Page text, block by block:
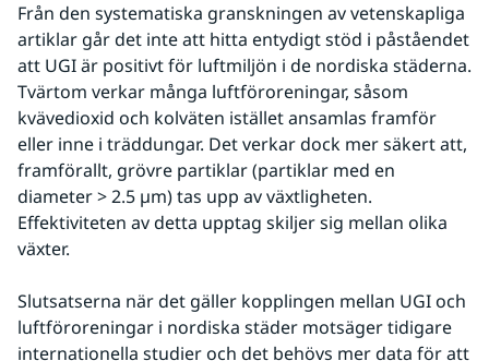
Från den systematiska granskningen av vetenskapliga
artiklar går det inte att hitta entydigt stöd i påståendet
att UGI är positivt för luftmiljön i de nordiska städerna.
Tvärtom verkar många luftföroreningar, såsom
kvävedioxid och kolväten istället ansamlas framför
eller inne i träddungar. Det verkar dock mer säkert att,
framförallt, grövre partiklar (partiklar med en
diameter > 2.5 µm) tas upp av växtligheten.
Effektiviteten av detta upptag skiljer sig mellan olika
växter.
Slutsatserna när det gäller kopplingen mellan UGI och
luftföroreningar i nordiska städer motsäger tidigare
internationella studier och det behövs mer data för att